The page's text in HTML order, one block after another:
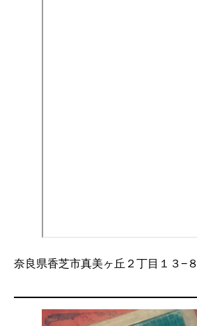
奈良県香芝市真美ヶ丘２丁目１３−８